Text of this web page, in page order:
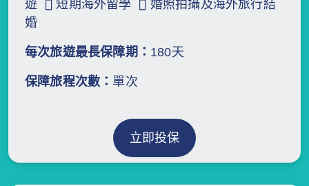
遊
短期海外留學
婚照拍攝及海外旅行結
婚
每次旅遊最長保障期： 180天
保障旅程次數： 單次
立即投保